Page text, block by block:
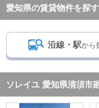
愛知県の賃貸物件を探す
沿線・駅から
ソレイユ 愛知県清須市